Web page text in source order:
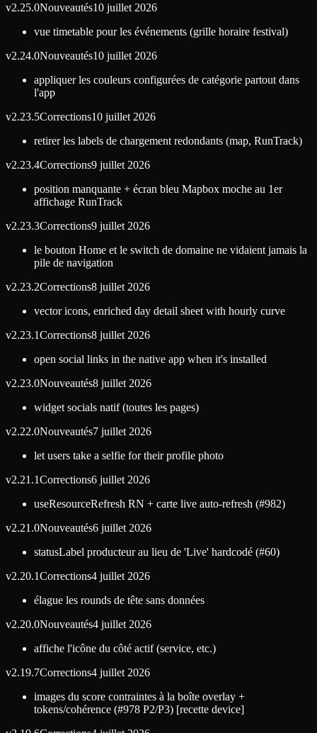
v2.25.0Nouveautés10 juillet 2026
vue timetable pour les événements (grille horaire festival)
v2.24.0Nouveautés10 juillet 2026
appliquer les couleurs configurées de catégorie partout dans
l'app
v2.23.5Corrections10 juillet 2026
retirer les labels de chargement redondants (map, RunTrack)
v2.23.4Corrections9 juillet 2026
position manquante + écran bleu Mapbox moche au 1er
affichage RunTrack
v2.23.3Corrections9 juillet 2026
le bouton Home et le switch de domaine ne vidaient jamais la
pile de navigation
v2.23.2Corrections8 juillet 2026
vector icons, enriched day detail sheet with hourly curve
v2.23.1Corrections8 juillet 2026
open social links in the native app when it's installed
v2.23.0Nouveautés8 juillet 2026
widget socials natif (toutes les pages)
v2.22.0Nouveautés7 juillet 2026
let users take a selfie for their profile photo
v2.21.1Corrections6 juillet 2026
useResourceRefresh RN + carte live auto-refresh (#982)
v2.21.0Nouveautés6 juillet 2026
statusLabel producteur au lieu de 'Live' hardcodé (#60)
v2.20.1Corrections4 juillet 2026
élague les rounds de tête sans données
v2.20.0Nouveautés4 juillet 2026
affiche l'icône du côté actif (service, etc.)
v2.19.7Corrections4 juillet 2026
images du score contraintes à la boîte overlay +
tokens/cohérence (#978 P2/P3) [recette device]